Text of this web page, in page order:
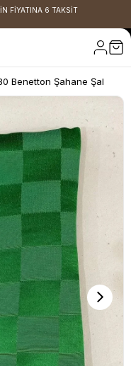
FİYATINA 6 TAKSİT
Benetton Şahane Şal